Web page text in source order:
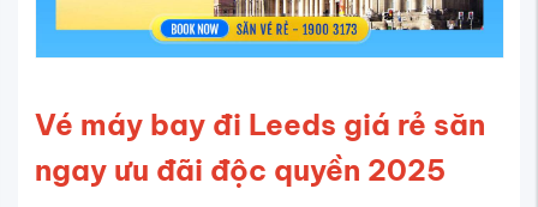
Vé máy bay đi Leeds giá rẻ săn
ngay ưu đãi độc quyền 2025